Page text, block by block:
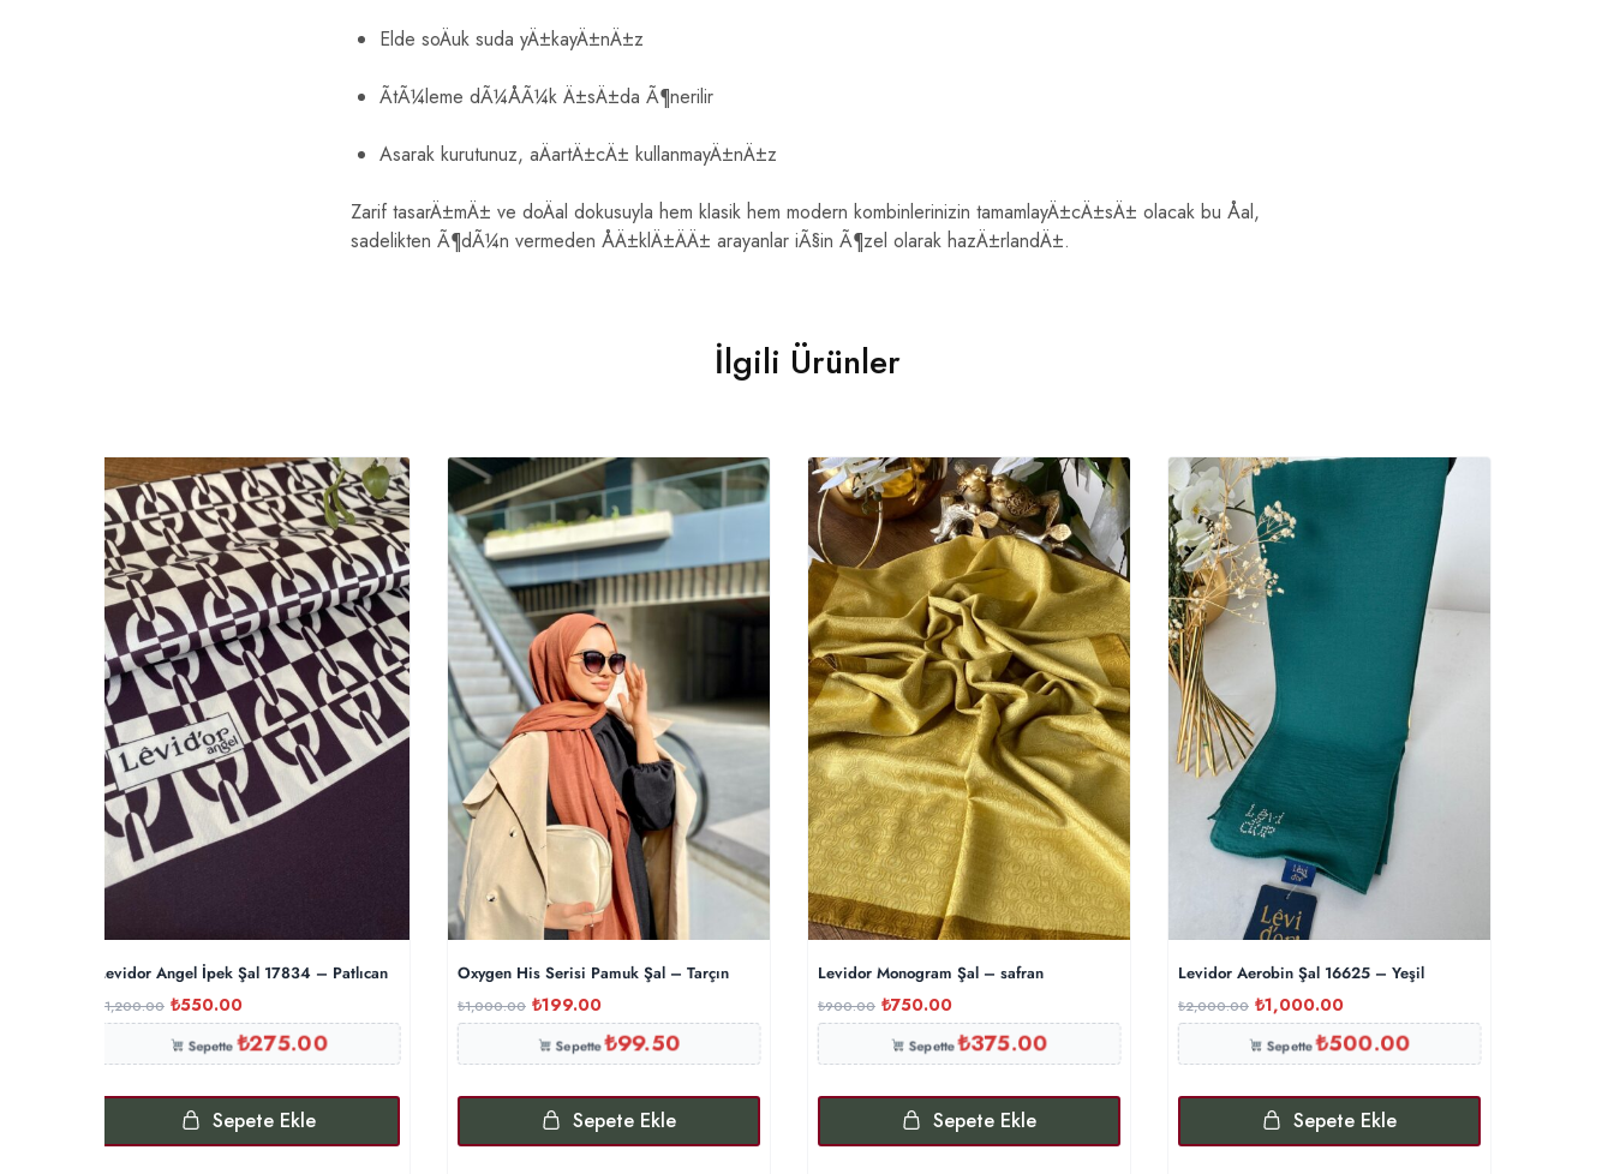
Elde soÄuk suda yÄ±kayÄ±nÄ±z
ÃtÃ¼leme dÃ¼ÅÃ¼k Ä±sÄ±da Ã¶nerilir
Asarak kurutunuz, aÄartÄ±cÄ± kullanmayÄ±nÄ±z
Zarif tasarÄ±mÄ± ve doÄal dokusuyla hem klasik hem modern kombinlerinizin tamamlayÄ±cÄ±sÄ± olacak bu Åal,
sadelikten Ã¶dÃ¼n vermeden ÅÄ±klÄ±ÄÄ± arayanlar iÃ§in Ã¶zel olarak hazÄ±rlandÄ±.
İlgili Ürünler
Levidor Angel İpek Şal 17834 – Patlıcan
1,200.00 ₺550.00
Sepette₺275.00
Sepete Ekle
Oxygen His Serisi Pamuk Şal – Tarçın
₺1,000.00 ₺199.00
Sepette₺99.50
Sepete Ekle
Levidor Monogram Şal – safran
₺900.00 ₺750.00
Sepette₺375.00
Sepete Ekle
Levidor Aerobin Şal 16625 – Yeşil
₺2,000.00 ₺1,000.00
Sepette₺500.00
Sepete Ekle